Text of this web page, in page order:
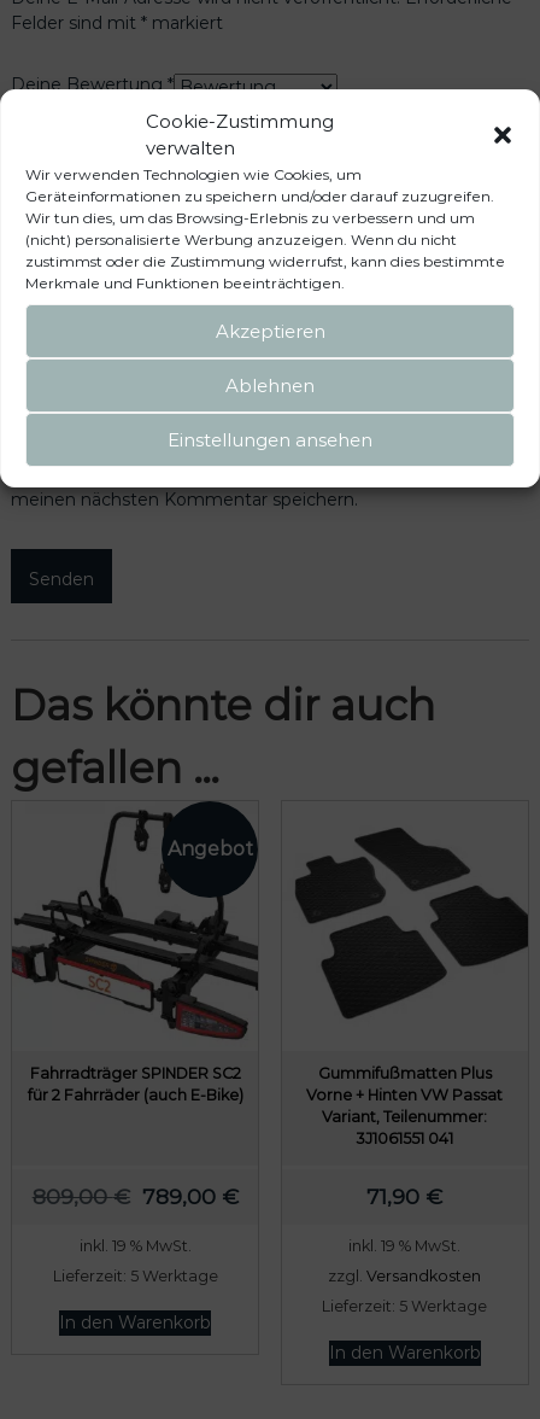
Cookie-Zustimmung
verwalten
Wir verwenden Technologien wie Cookies, um
Geräteinformationen zu speichern und/oder darauf zuzugreifen.
Wir tun dies, um das Browsing-Erlebnis zu verbessern und um
(nicht) personalisierte Werbung anzuzeigen. Wenn du nicht
zustimmst oder die Zustimmung widerrufst, kann dies bestimmte
Merkmale und Funktionen beeinträchtigen.
Akzeptieren
Ablehnen
Einstellungen ansehen
Felder sind mit *markiert
Deine Bewertung*
Deine Rezension
Name*
E-Mail
meinen nächsten Kommentar speichern.
Das könnte dir auch
gefallen …
Fahrradträger SPINDER SC2
für 2 Fahrräder (auch E-Bike)
809,00€ U
s
p
r
789,00 €A
inkl. 19 % MwSt.
Lieferzeit: 5 Werktage
In den Warenkorb
Gummifußmatten Plus
Vorne + Hinten VW Passat
Variant, Teilenummer:
3J1061551 041
71,90 €
inkl. 19 % MwSt.
zzgl.Versandkosten
Lieferzeit: 5 Werktage
In den Warenkorb